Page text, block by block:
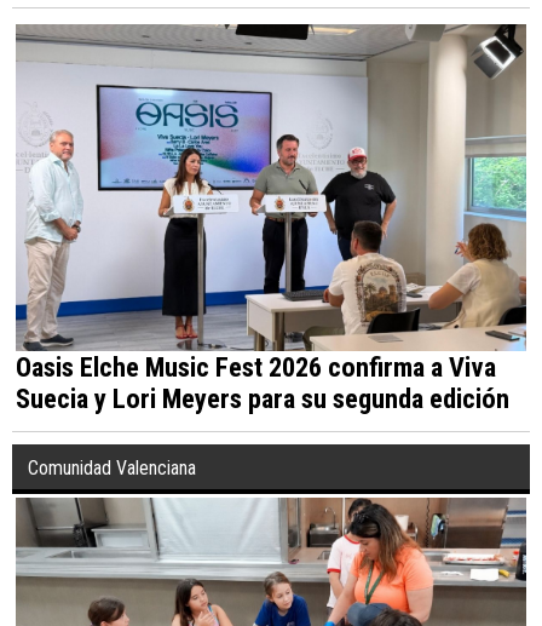
Oasis Elche Music Fest 2026 confirma a Viva
Suecia y Lori Meyers para su segunda edición
Comunidad Valenciana